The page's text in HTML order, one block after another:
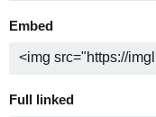
Embed
Full linked